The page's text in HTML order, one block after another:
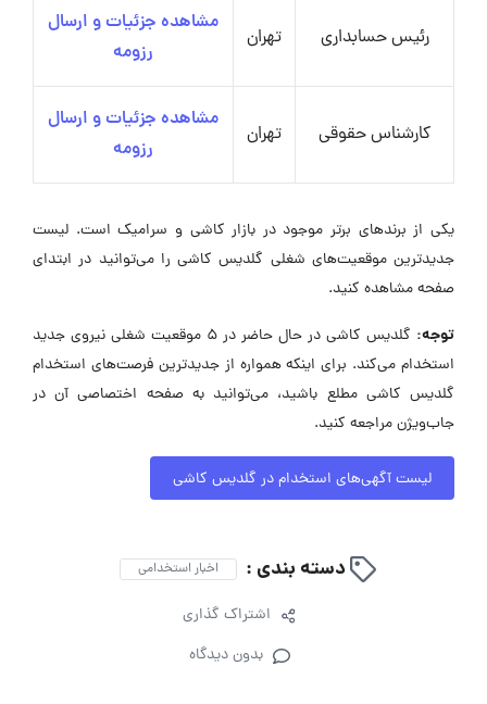
رئیس حسابداری تهران
مشاهده جزئیات و ارسال
رزومه
کارشناس حقوقی تهران
مشاهده جزئیات و ارسال
رزومه
یکی از برندهای برتر موجود در بازار کاشی و سرامیک است. لیست
جدیدترین موقعیت‌های شغلی گلدیس کاشی را می‌توانید در ابتدای
صفحه مشاهده کنید.
توجه:
گلدیس کاشی در حال حاضر در ۵ موقعیت شغلی نیروی جدید
استخدام می‌کند. برای اینکه همواره از جدیدترین فرصت‌های استخدام
گلدیس کاشی مطلع باشید، می‌توانید به صفحه اختصاصی آن در
جاب‌ویژن مراجعه کنید.
لیست آگهی‌های استخدام در گلدیس کاشی
دسته بندی : اخبار استخدامی
اشتراک گذاری
بدون دیدگاه